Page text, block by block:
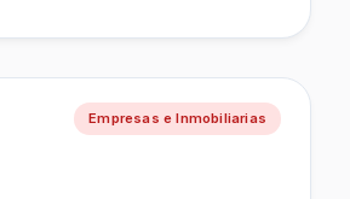
Empresas e Inmobiliarias